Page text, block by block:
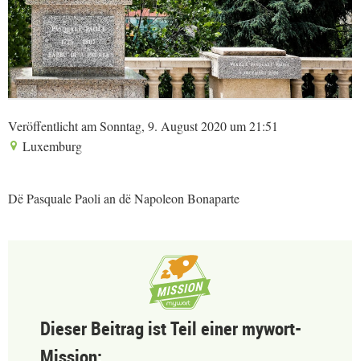
Veröffentlicht am Sonntag, 9. August 2020 um 21:51
Luxemburg
Dë Pasquale Paoli an dë Napoleon Bonaparte
Dieser Beitrag ist Teil einer mywort-